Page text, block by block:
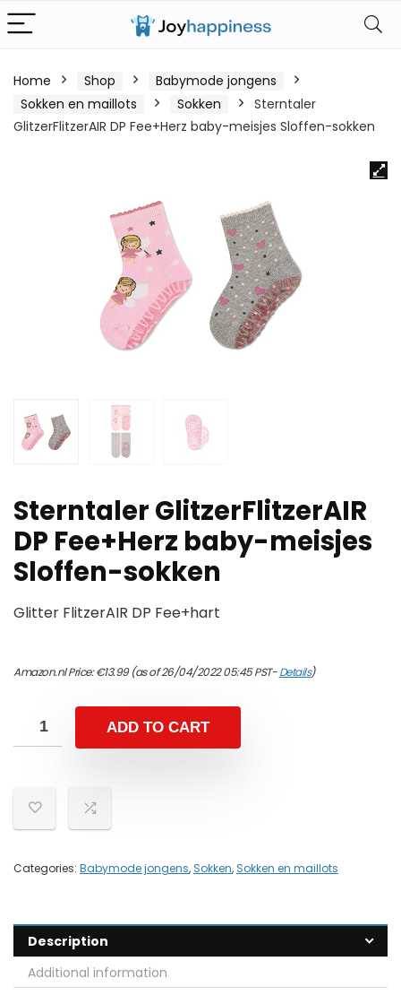
Home Shop
Babymode jongens
Sokken en maillots
Sokken
Sterntaler
GlitzerFlitzerAIR DP Fee+Herz baby-meisjes Sloffen-sokken
Sterntaler GlitzerFlitzerAIR
DP Fee+Herz baby-meisjes
Sloffen-sokken
Glitter FlitzerAIR DP Fee+hart
Amazon.nl Price:€13.99(as of 26/04/2022 05:45 PST-Details)
ADD TO CART
Categories: Babymode jongens, Sokken, Sokken en maillots
Description
Additional information